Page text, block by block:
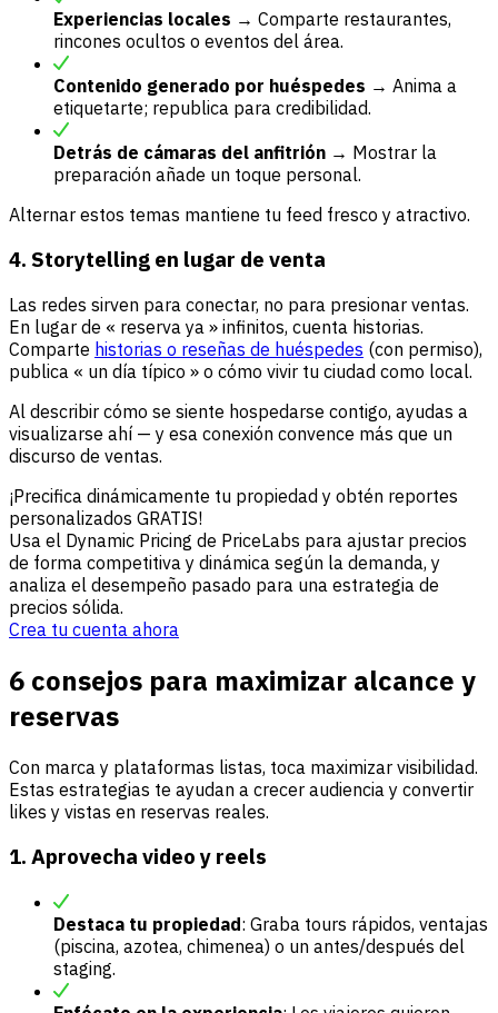
Experiencias locales → Comparte restaurantes,
rincones ocultos o eventos del área.
Contenido generado por huéspedes → Anima a
etiquetarte; republica para credibilidad.
Detrás de cámaras del anfitrión → Mostrar la
preparación añade un toque personal.
Alternar estos temas mantiene tu feed fresco y atractivo.
4. Storytelling en lugar de venta
Las redes sirven para conectar, no para presionar ventas.
En lugar de « reserva ya » infinitos, cuenta historias.
Comparte historias o reseñas de huéspedes (con permiso),
publica « un día típico » o cómo vivir tu ciudad como local.
Al describir cómo se siente hospedarse contigo, ayudas a
visualizarse ahí — y esa conexión convence más que un
discurso de ventas.
¡Precifica dinámicamente tu propiedad y obtén reportes
personalizados GRATIS!
Usa el Dynamic Pricing de PriceLabs para ajustar precios
de forma competitiva y dinámica según la demanda, y
analiza el desempeño pasado para una estrategia de
precios sólida.
Crea tu cuenta ahora
6 consejos para maximizar alcance y
reservas
Con marca y plataformas listas, toca maximizar visibilidad.
Estas estrategias te ayudan a crecer audiencia y convertir
likes y vistas en reservas reales.
1. Aprovecha video y reels
Destaca tu propiedad: Graba tours rápidos, ventajas
(piscina, azotea, chimenea) o un antes/después del
staging.